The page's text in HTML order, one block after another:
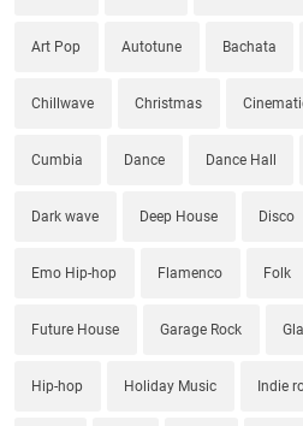
Art Pop Autotune Bachata
Chillwave Christmas
Cumbia Dance Dance Hall
Dark wave Deep House Disco
Emo Hip-hop Flamenco Folk
Future House Garage Rock
Hip-hop Holiday Music Indie